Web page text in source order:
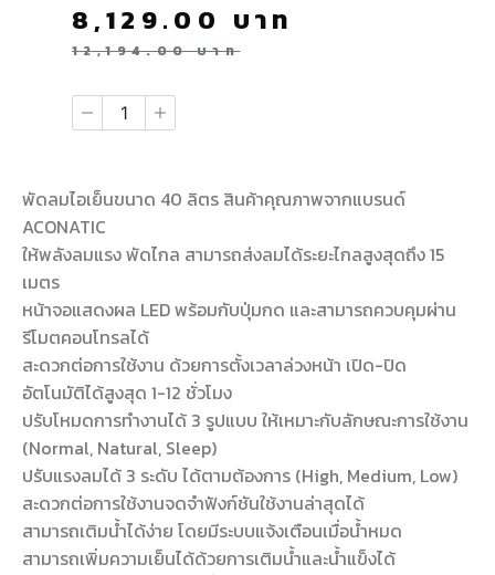
12,194.00บาท
8,129.00 บาท
พัดลมไอเย็นขนาด 40 ลิตร สินค้าคุณภาพจากแบรนด์
ACONATIC
ให้พลังลมแรง พัดไกล สามารถส่งลมได้ระยะไกลสูงสุดถึง 15
เมตร
หน้าจอแสดงผล LED พร้อมกับปุ่มกด และสามารถควบคุมผ่าน
รีโมตคอนโทรลได้
สะดวกต่อการใช้งาน ด้วยการตั้งเวลาล่วงหน้า เปิด-ปิด
อัตโนมัติได้สูงสุด 1-12 ชั่วโมง
ปรับโหมดการทำงานได้ 3 รูปแบบ ให้เหมาะกับลักษณะการใช้งาน
(Normal, Natural, Sleep)
ปรับแรงลมได้ 3 ระดับ ได้ตามต้องการ (High, Medium, Low)
สะดวกต่อการใช้งานจดจำฟังก์ชันใช้งานล่าสุดได้
สามารถเติมน้ำได้ง่าย โดยมีระบบแจ้งเตือนเมื่อน้ำหมด
สามารถเพิ่มความเย็นได้ด้วยการเติมน้ำและน้ำแข็งได้